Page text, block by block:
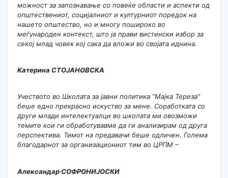
можност за запознавање со повеќе области и аспекти од
општествениот, социјалниот и културниот поредок на
нашето општество, но и многу пошироко во
меѓународен контекст, што ја прави вистински избор за
секој млад човек кој сака да вложи во својата иднина.
Катерина СТОЈАНОВСКА
Учеството во Школата за јавни политика “Мајка Тереза”
беше едно прекрасно искуство за мене. Соработката со
други млади интелектуалци во школата ми овозможи
темите кои ги обработувавме да ги анализирам од друга
перспектива. Тимот на предавачи беше одличен. Голема
благодарнот за организациониот тим во ЦРПМ –
Александар СОФРОНИЈОСКИ